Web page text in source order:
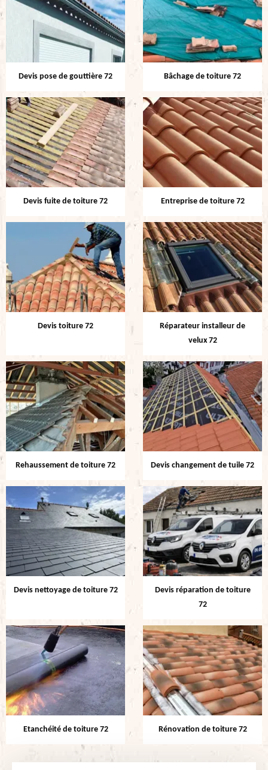
Devis pose de gouttière 72 Bâchage de toiture 72
Devis fuite de toiture 72 Entreprise de toiture 72
Devis toiture 72
Réparateur installeur de
velux 72
Rehaussement de toiture 72 Devis changement de tuile 72
Devis nettoyage de toiture 72
Devis réparation de toiture
72
Etanchéité de toiture 72 Rénovation de toiture 72